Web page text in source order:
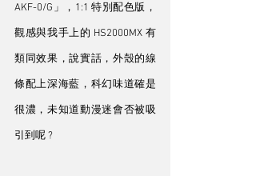
AKF-0/G」，1:1 特別配色版，
觀感與我手上的 HS2000MX 有
類同效果，說實話，外殼的線
條配上深海藍，科幻味道確是
很濃，未知道動漫迷會否被吸
引到呢 ?